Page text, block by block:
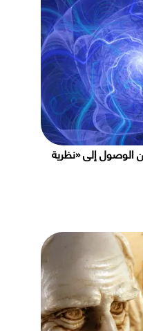
الوصول إلى «نظرية